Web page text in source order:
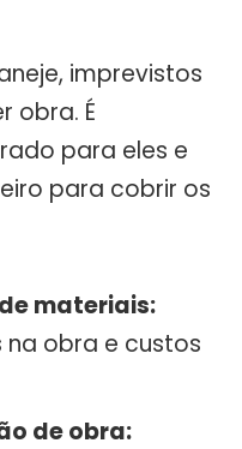
imprevistos
obra. É
para eles e
para cobrir os
materiais:
obra e custos
de obra: